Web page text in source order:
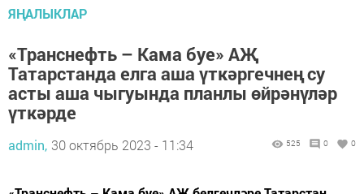
ЯҢАЛЫКЛАР
«Транснефть – Кама буе» АҖ
Татарстанда елга аша үткәргечнең су
асты аша чыгуында планлы өйрәнүләр
үткәрде
admin, 30 октябрь 2023 - 11:34 525 0 0